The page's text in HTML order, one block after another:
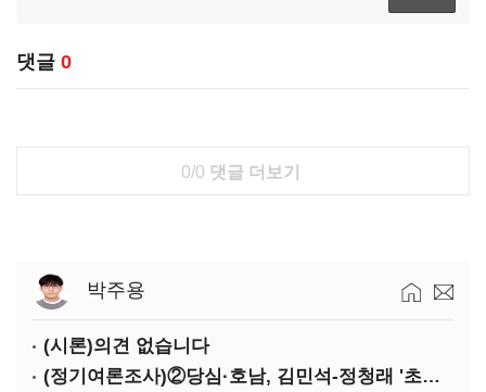
댓글 0
0/0 댓글 더보기
박주용
(시론)의견 없습니다
(정기여론조사)②당심·호남, 김민석-정청래 '초접전'